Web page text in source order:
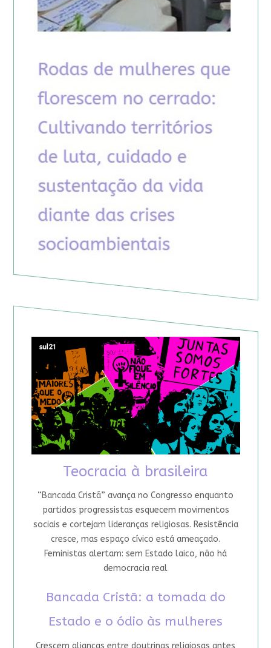
Teocracia à brasileira
“Bancada Cristã” avança no Congresso enquanto
partidos progressistas esquecem movimentos
sociais e cortejam lideranças religiosas. Resistência
cresce, mas espaço cívico está ameaçado.
Feministas alertam: sem Estado laico, não há
democracia real
Bancada Cristã: a tomada do
Estado e o ódio às mulheres
Crescem alianças entre doutrinas religiosas antes